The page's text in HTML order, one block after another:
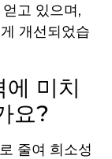
고 있으며,
개선되었습
미치
요?
줄여 희소성